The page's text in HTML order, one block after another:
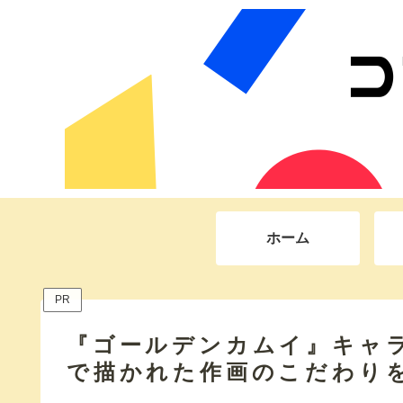
ホーム
PR
『ゴールデンカムイ』キ
で描かれた作画のこだわり